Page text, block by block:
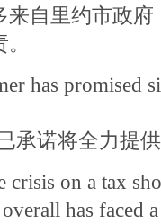
自里约市政
has promised
承诺将全力提
crisis on a tax
has faced a